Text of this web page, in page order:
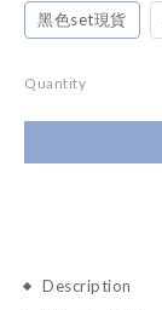
黑色set現貨
Quantity
Description